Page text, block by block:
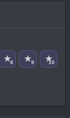
★8 ★9 ★10